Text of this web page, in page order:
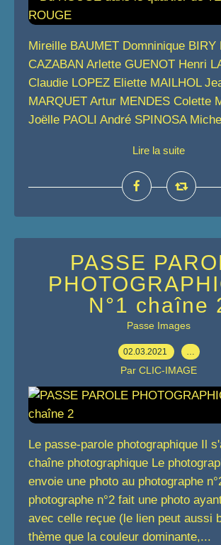
Mireille BAUMET Domninique BIRY
CAZABAN Arlette GUENOT Henri
Claudie LOPEZ Eliette MAILHOL
MARQUET Artur MENDES Colette
Joëlle PAOLI André SPINOSA
Lire la suite
PASSE
N°1 chaîne
Passe Images
02.03.2021 …
Par CLIC-IMAGE
Le passe-parole photographique Il
chaîne photographique Le
envoie une photo au photographe
photographe n°2 fait une photo
avec celle reçue (le lien peut aussi
thème que la couleur dominante,...